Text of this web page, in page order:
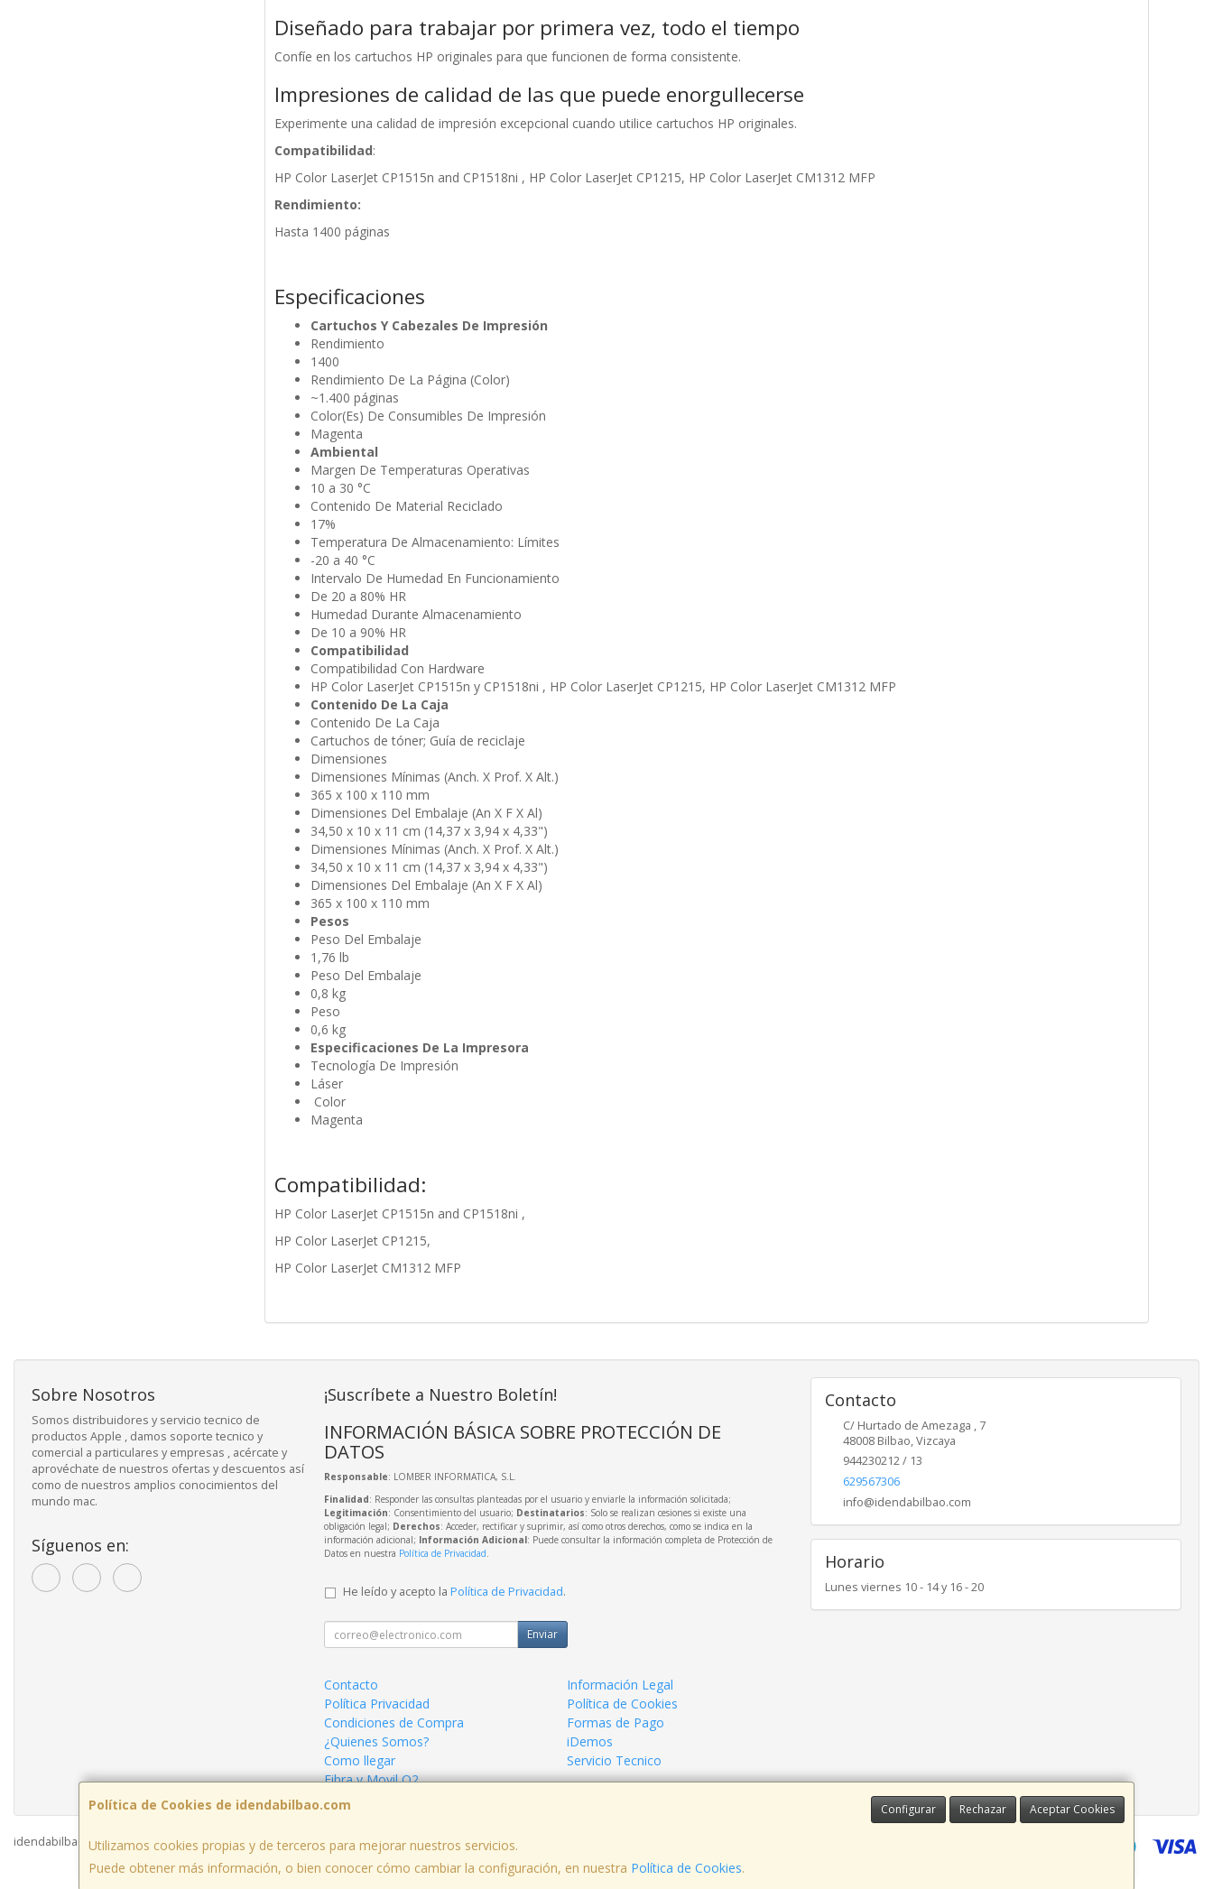
Diseñado para trabajar por primera vez, todo el tiempo
Confíe en los cartuchos HP originales para que funcionen de forma consistente.
Impresiones de calidad de las que puede enorgullecerse
Experimente una calidad de impresión excepcional cuando utilice cartuchos HP originales.
Compatibilidad:
HP Color LaserJet CP1515n and CP1518ni , HP Color LaserJet CP1215, HP Color LaserJet CM1312 MFP
Rendimiento:
Hasta 1400 páginas
Especificaciones
Cartuchos Y Cabezales De Impresión
Rendimiento
1400
Rendimiento De La Página (Color)
~1.400 páginas
Color(Es) De Consumibles De Impresión
Magenta
Ambiental
Margen De Temperaturas Operativas
10 a 30 °C
Contenido De Material Reciclado
17%
Temperatura De Almacenamiento: Límites
-20 a 40 °C
Intervalo De Humedad En Funcionamiento
De 20 a 80% HR
Humedad Durante Almacenamiento
De 10 a 90% HR
Compatibilidad
Compatibilidad Con Hardware
HP Color LaserJet CP1515n y CP1518ni , HP Color LaserJet CP1215, HP Color LaserJet CM1312 MFP
Contenido De La Caja
Contenido De La Caja
Cartuchos de tóner; Guía de reciclaje
Dimensiones
Dimensiones Mínimas (Anch. X Prof. X Alt.)
365 x 100 x 110 mm
Dimensiones Del Embalaje (An X F X Al)
34,50 x 10 x 11 cm (14,37 x 3,94 x 4,33")
Dimensiones Mínimas (Anch. X Prof. X Alt.)
34,50 x 10 x 11 cm (14,37 x 3,94 x 4,33")
Dimensiones Del Embalaje (An X F X Al)
365 x 100 x 110 mm
Pesos
Peso Del Embalaje
1,76 lb
Peso Del Embalaje
0,8 kg
Peso
0,6 kg
Especificaciones De La Impresora
Tecnología De Impresión
Láser
Color
Magenta
Compatibilidad:
HP Color LaserJet CP1515n and CP1518ni ,
HP Color LaserJet CP1215,
HP Color LaserJet CM1312 MFP
Política de Cookies de idendabilbao.com Configurar Rechazar Aceptar Cookies
Utilizamos cookies propias y de terceros para mejorar nuestros servicios.
Puede obtener más información, o bien conocer cómo cambiar la configuración, en nuestra Política de Cookies.
Sobre Nosotros
Somos distribuidores y servicio tecnico de
productos Apple , damos soporte tecnico y
comercial a particulares y empresas , acércate y
aprovéchate de nuestros ofertas y descuentos así
como de nuestros amplios conocimientos del
mundo mac.
Síguenos en:
¡Suscríbete a Nuestro Boletín!
INFORMACIÓN BÁSICA SOBRE PROTECCIÓN DE
DATOS
Responsable: LOMBER INFORMATICA, S.L.
Finalidad: Responder las consultas planteadas por el usuario y enviarle la información solicitada;
Legitimación: Consentimiento del usuario; Destinatarios: Solo se realizan cesiones si existe una
obligación legal; Derechos: Acceder, rectificar y suprimir, así como otros derechos, como se indica en la
información adicional; Información Adicional: Puede consultar la información completa de Protección de
Datos en nuestra Política de Privacidad.
He leído y acepto la Política de Privacidad.
Enviar
Contacto
Información Legal
Política Privacidad
Política de Cookies
Condiciones de Compra
Formas de Pago
¿Quienes Somos?
iDemos
Como llegar
Servicio Tecnico
Fibra y Movil O2
Contacto
C/ Hurtado de Amezaga , 7
48008 Bilbao,Vizcaya
944230212 / 13
629567306
info@idendabilbao.com
Horario
Lunes viernes 10 - 14 y 16 - 20
idendabilbao.com © 2026
, , , , España. - C.I.F.: B95652079 - Tfno: